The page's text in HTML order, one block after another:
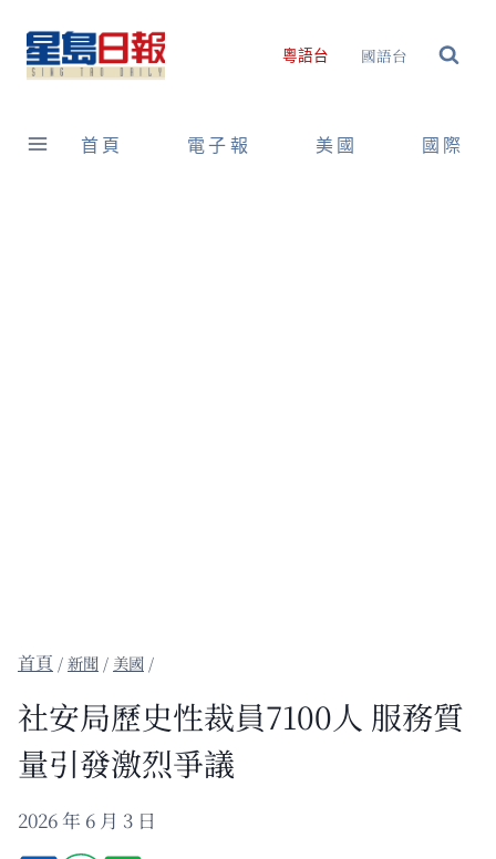
content
粵語台 國語台
首頁 電子報 美國 國際
/新聞 / 美國 /
社安局歷史性裁員7100人 服務質
量引發激烈爭議
2026 年 6 月 3 日